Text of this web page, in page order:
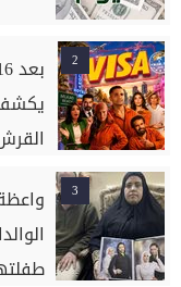
2
القرش
3